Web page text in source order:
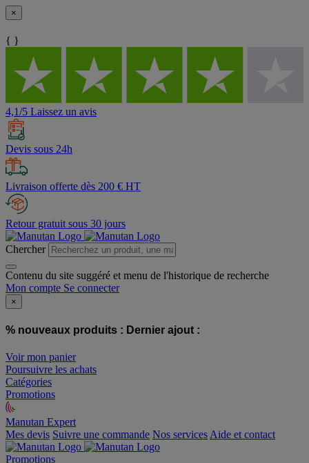
×
{ }
4,1/5 Laissez un avis
Devis sous 24h
Livraison offerte dès 200 € HT
Retour gratuit sous 30 jours
Chercher
Contenu du site suggéré et menu de l'historique de recherche
Mon compte Se connecter
×
% nouveaux produits : Dernier ajout :
Voir mon panier
Poursuivre les achats
Catégories
Promotions
Manutan Expert
offre reconditionnée
Mes devis Suivre une commande Nos services